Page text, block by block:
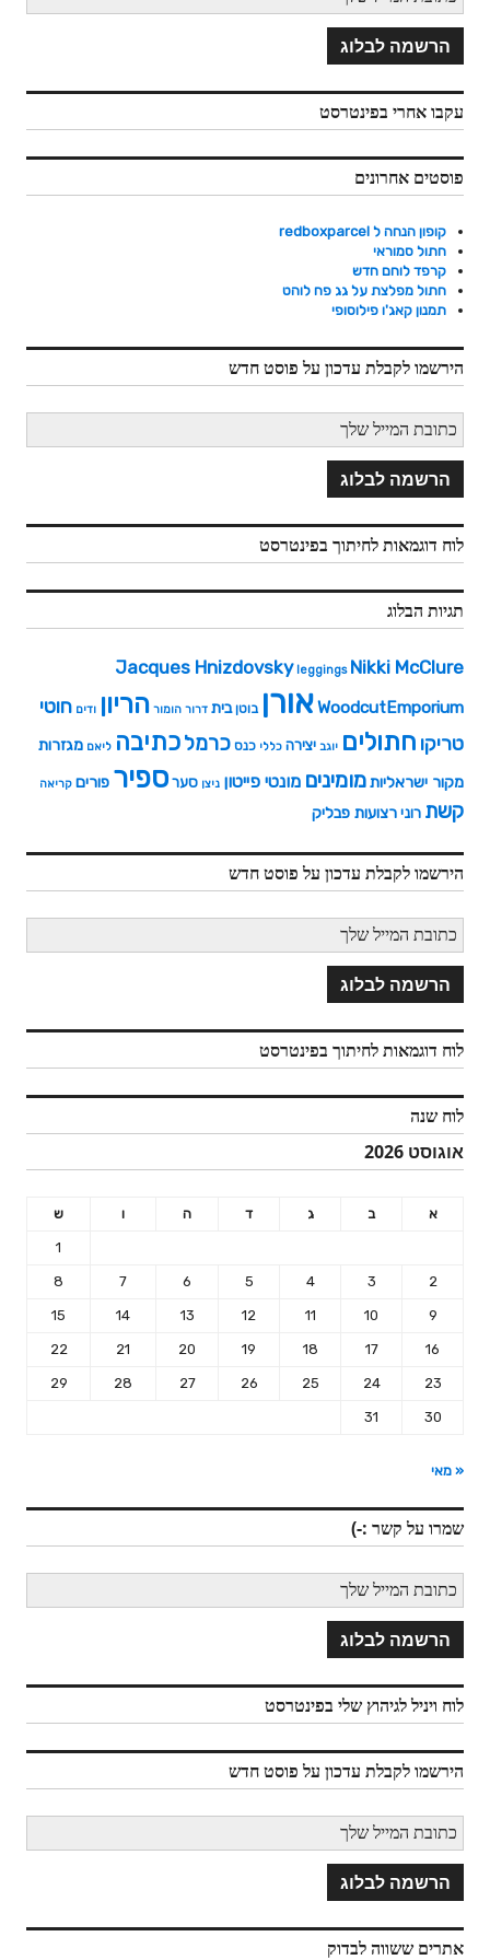
עקבו אחרי בפינטרסט
פוסטים אחרונים
קופון הנחה ל redboxparcel
חתול סמוראי
קרפד לוחם חדש
חתול מפלצת על גג פח לוהט
תמנון קאג'ו פילוסופי
הירשמו לקבלת עדכון על פוסט חדש
לוח דוגמאות לחיתוך בפינטרסט
תגיות הבלוג
Jacques Hnizdovsky leggings Nikki McClure
WoodcutEmporiumאורן בוטן בית דרור הומור הריון ודים חוטי
טריקו חתולים יוגב יצירה כללי כנס כרמלכתיבה ליאם מגזרות
מקור ישראליותמומינים מונטי פייטון ניצן סערספיר פורים קריאה
קשת רונירצועות פבליק
הירשמו לקבלת עדכון על פוסט חדש
לוח דוגמאות לחיתוך בפינטרסט
לוח שנה
אוגוסט 2026
א ב ג ד ה ו ש
1
2
3
4
5
6
7
8
9
10
11
12
13
14
15
16
17
18
19
20
21
22
23
24
25
26
27
28
29
30
31
« מאי
שמרו על קשר :-)
לוח ויניל לגיהוץ שלי בפינטרסט
הירשמו לקבלת עדכון על פוסט חדש
אתרים ששווה לבדוק